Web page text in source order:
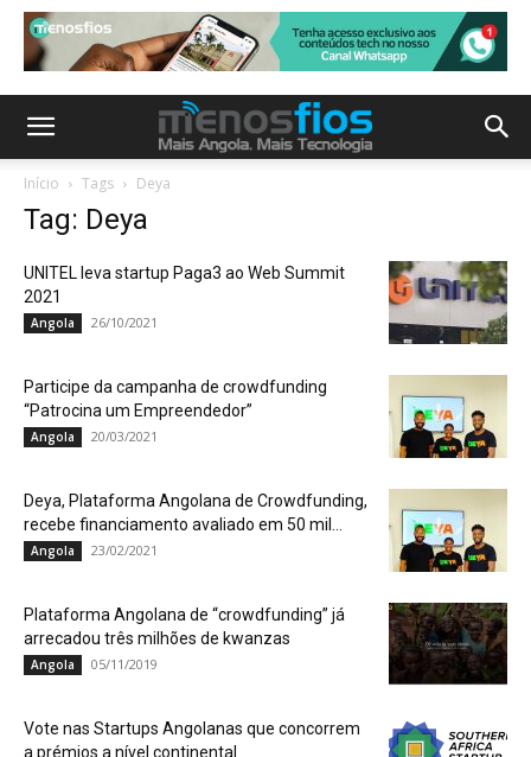
Início Tags Deya
Tag: Deya
UNITEL leva startup Paga3 ao Web Summit
2021
Angola 26/10/2021
Participe da campanha de crowdfunding
“Patrocina um Empreendedor”
Angola 20/03/2021
Deya, Plataforma Angolana de Crowdfunding,
recebe financiamento avaliado em 50 mil...
Angola 23/02/2021
Plataforma Angolana de “crowdfunding” já
arrecadou três milhões de kwanzas
Angola 05/11/2019
Vote nas Startups Angolanas que concorrem
a prémios a nível continental